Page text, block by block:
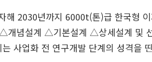
해 2030년까지 6000t(톤)급 한국형
개념설계 △기본설계 △상세설계 및
사업화 전 연구개발 단계의 성격을